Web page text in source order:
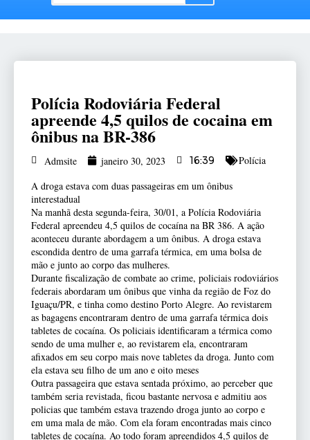
Polícia Rodoviária Federal
apreende 4,5 quilos de cocaina em
ônibus na BR-386
Admsite janeiro 30, 2023 16:39
Polícia
A droga estava com duas passageiras em um ônibus
interestadual
Na manhã desta segunda-feira, 30/01, a Polícia Rodoviária
Federal apreendeu 4,5 quilos de cocaína na BR 386. A ação
aconteceu durante abordagem a um ônibus. A droga estava
escondida dentro de uma garrafa térmica, em uma bolsa de
mão e junto ao corpo das mulheres.
Durante fiscalização de combate ao crime, policiais rodoviários
federais abordaram um ônibus que vinha da região de Foz do
Iguaçu/PR, e tinha como destino Porto Alegre. Ao revistarem
as bagagens encontraram dentro de uma garrafa térmica dois
tabletes de cocaína. Os policiais identificaram a térmica como
sendo de uma mulher e, ao revistarem ela, encontraram
afixados em seu corpo mais nove tabletes da droga. Junto com
ela estava seu filho de um ano e oito meses
Outra passageira que estava sentada próximo, ao perceber que
também seria revistada, ficou bastante nervosa e admitiu aos
policias que também estava trazendo droga junto ao corpo e
em uma mala de mão. Com ela foram encontradas mais cinco
tabletes de cocaína. Ao todo foram apreendidos 4,5 quilos de